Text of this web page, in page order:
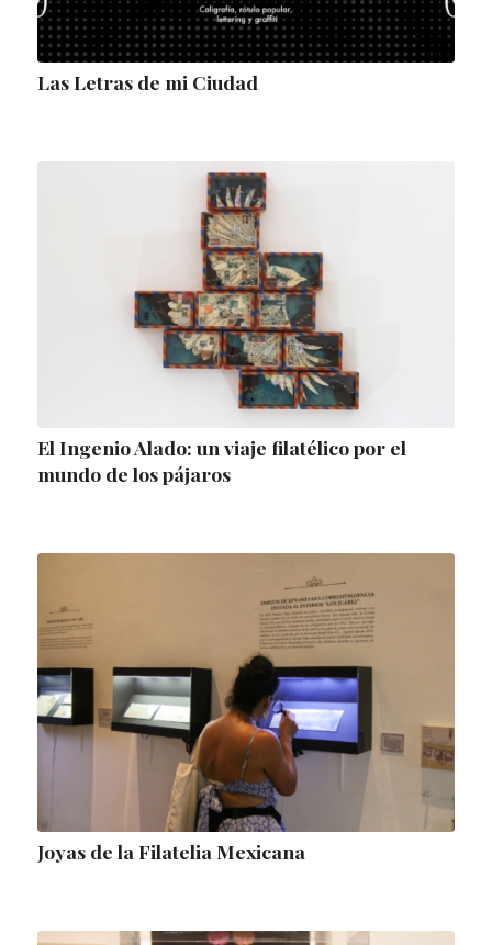
Las Letras de mi Ciudad
El Ingenio Alado: un viaje filatélico por el
mundo de los pájaros
Joyas de la Filatelia Mexicana